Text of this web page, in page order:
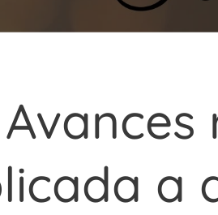
Avances
a